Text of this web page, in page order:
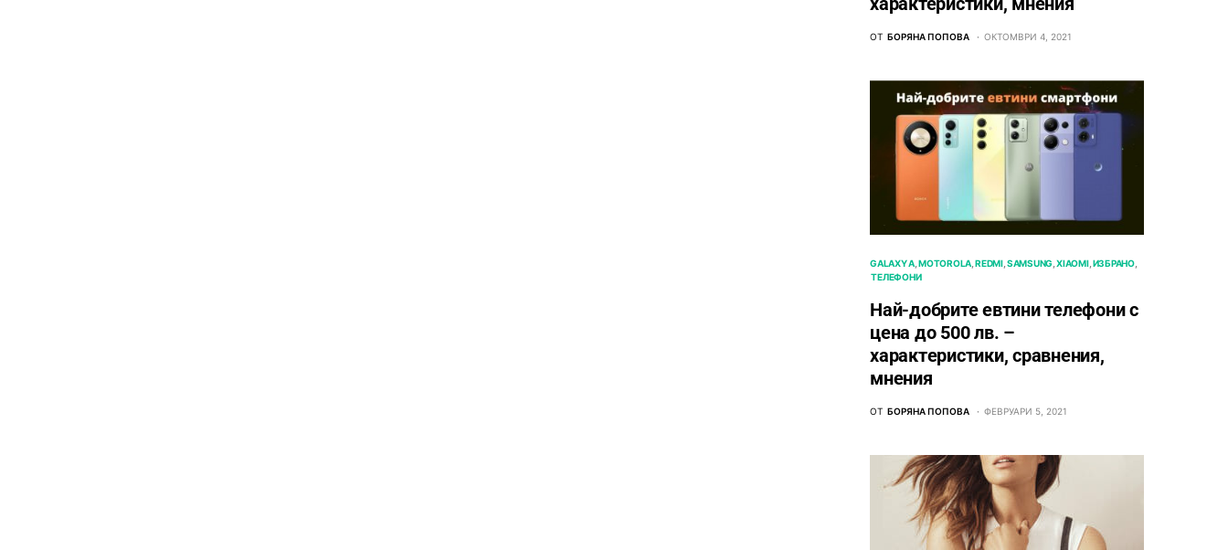
ОТ БОРЯНА ПОПОВА ОКТОМВРИ 4, 2021
GALAXY A MOTOROLA REDMI SAMSUNG XIAOMI ИЗБРАНО
ТЕЛЕФОНИ
Най-добрите евтини телефони с
ценa до 500 лв. –
характeристики, сравнения,
мнения
ОТ БОРЯНА ПОПОВА ФЕВРУАРИ 5, 2021